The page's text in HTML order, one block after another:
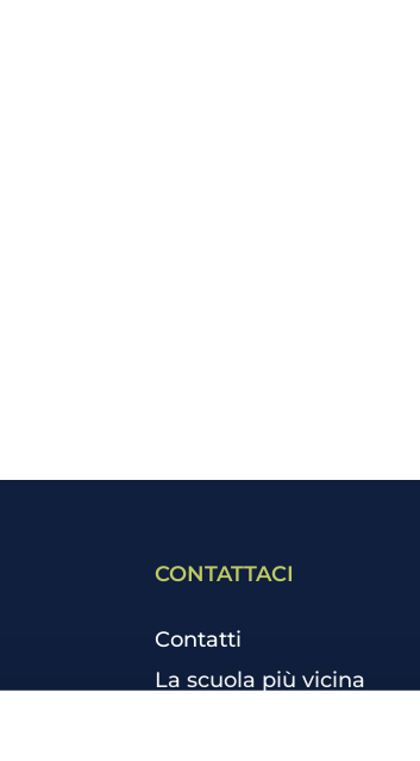
CONTATTACI
Contatti
La scuola più vicina